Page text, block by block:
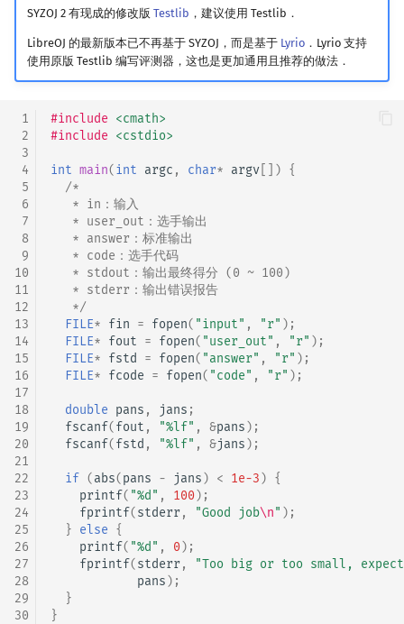
SYZOJ 2 有现成的修改版 Testlib ，建议使用 Testlib．
LibreOJ 的最新版本已不再基于 SYZOJ，而是基于 Lyrio．Lyrio 支持
使用原版 Testlib 编写评测器，这也是更加通用且推荐的做法．
1
2
3
4
5
6
7
8
9
10
11
12
13
14
15
16
17
18
19
20
21
22
23
24
25
26
27
28
29
30
#include <cmath>
#include <cstdio>
int main(int argc , char* argv []) {
/*
   * in：输入
   * user_out：选手输出
   * answer：标准输出
   * code：选手代码
   * stdout：输出最终得分 (0 ~ 100)
   * stderr：输出错误报告
   */
FILE* fin = fopen( "input" , "r" );
FILE* fout = fopen( "user_out" , "r" );
FILE* fstd = fopen( "answer" , "r" );
FILE* fcode = fopen( "code" , "r" );
double pans , jans ;
fscanf(fout , "%lf" , &pans);
fscanf(fstd , "%lf" , &jans);
if (abs(pans - jans) < 1e-3) {
printf( "%d" , 100);
fprintf(stderr, "Good job\n" );
} else {
printf( "%d" , 0);
fprintf(stderr,
"Too big or too small,
pans);
}
}